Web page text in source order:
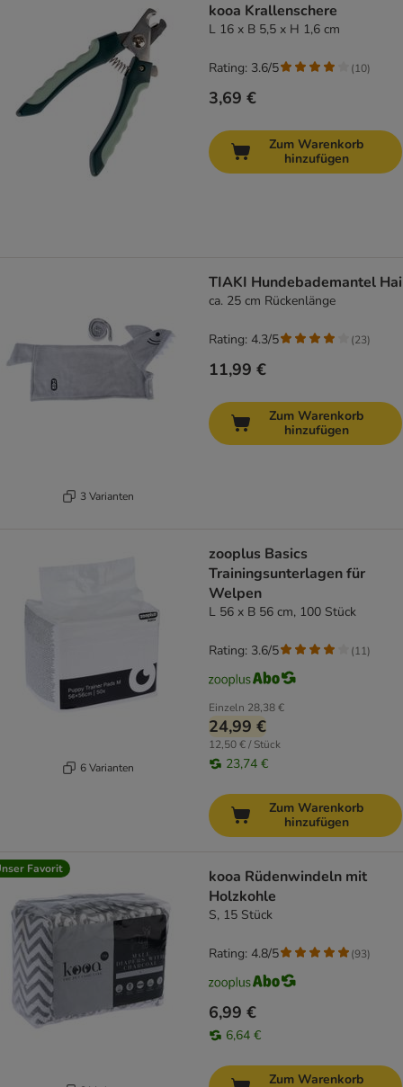
kooa Krallenschere
L 16 x B 5,5 x H 1,6 cm
3,69 €
Rating: 3.6/5 (10)
Zum Warenkorb
hinzufügen
3 Varianten
TIAKI Hundebademantel Hai
ca. 25 cm Rückenlänge
11,99 €
Rating: 4.3/5 (23)
Zum Warenkorb
hinzufügen
6 Varianten
zooplus Basics
Trainingsunterlagen für
Welpen
L 56 x B 56 cm, 100 Stück
Einzeln 28,38 €
24,99 €
12,50 € / Stück
23,74 €
Rating: 3.6/5 (11)
Zum Warenkorb
hinzufügen
Favorit
kooa Rüdenwindeln mit
Holzkohle
S, 15 Stück
6,99 €
6,64 €
Rating: 4.8/5 (93)
Zum Warenkorb